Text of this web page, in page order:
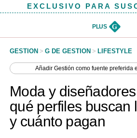
InfografíasEXCLUSIVO PARA
PLUS G
GESTION > G DE GESTION > LIFESTYLE
AñadirGestión como fuente preferida
Moda y
qué perfiles buscan
y cuánto pagan